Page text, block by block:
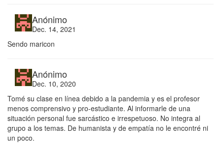
Anónimo
Dec. 14, 2021
Sendo maricon
Anónimo
Dec. 10, 2020
Tomé su clase en línea debido a la pandemia y es el profesor
menos comprensivo y pro-estudiante. Al informarle de una
situación personal fue sarcástico e irrespetuoso. No integra al
grupo a los temas. De humanista y de empatía no le encontré ni
un poco.